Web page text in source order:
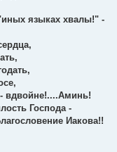
языках хвалы!" -
вдвойне!....Аминь!
Господа -
Иакова!!